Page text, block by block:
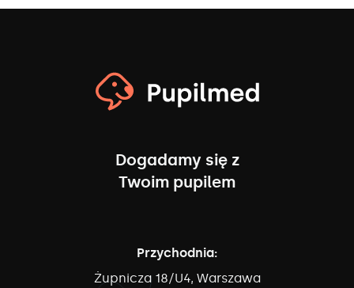
Dogadamy się z
Twoim pupilem
Przychodnia:
Żupnicza 18/U4, Warszawa